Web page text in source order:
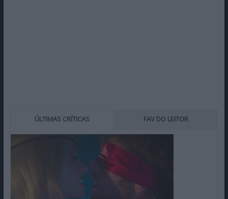
ÚLTIMAS CRÍTICAS FAV DO LEITOR